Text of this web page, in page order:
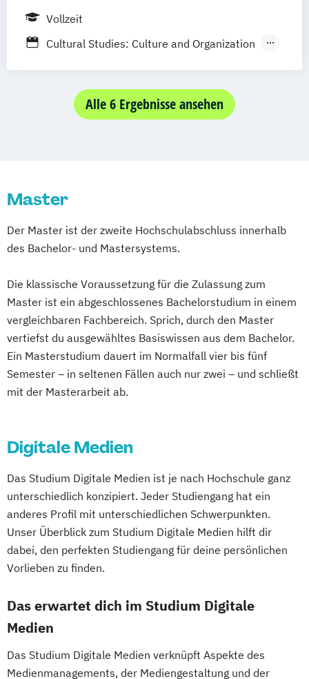
Kommunikationsdesign Media Systems
Visuelle Publizistik
Zeitabhängige Medien/Sound - Vision -
Vollzeit
Cultural Studies: Culture and Organization
Gegenwart - Künste
Theorie Geschichte
Alle 6 Ergebnisse ansehen
Master
Der Master ist der zweite Hochschulabschluss innerhalb
des Bachelor- und Mastersystems.
Die klassische Voraussetzung für die Zulassung zum
Master ist ein abgeschlossenes Bachelorstudium in einem
vergleichbaren Fachbereich. Sprich, durch den Master
vertiefst du ausgewähltes Basiswissen aus dem Bachelor.
Ein Masterstudium dauert im Normalfall vier bis fünf
Semester – in seltenen Fällen auch nur zwei – und schließt
mit der Masterarbeit ab.
Digitale Medien
Das Studium Digitale Medien ist je nach Hochschule ganz
unterschiedlich konzipiert. Jeder Studiengang hat ein
anderes Profil mit unterschiedlichen Schwerpunkten.
Unser Überblick zum Studium Digitale Medien hilft dir
dabei, den perfekten Studiengang für deine persönlichen
Vorlieben zu finden.
Das erwartet dich im Studium Digitale
Medien
Das Studium Digitale Medien verknüpft Aspekte des
Medienmanagements, der Mediengestaltung und der